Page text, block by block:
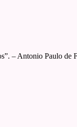
– Antonio Paulo de